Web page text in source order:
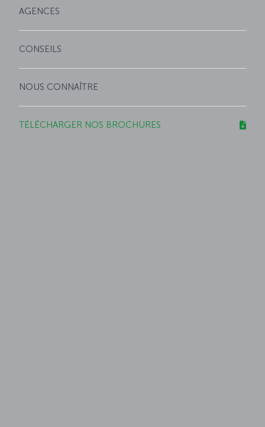
AGENCES
CONSEILS
NOUS CONNAÎTRE
TÉLÉCHARGER NOS BROCHURES